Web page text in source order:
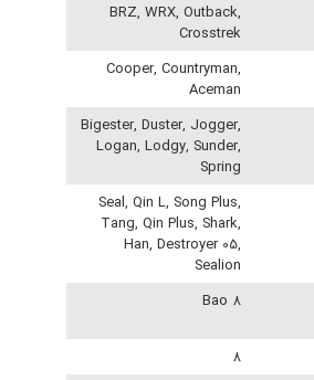
BRZ, WRX, Outback,
Crosstrek
Cooper, Countryman,
Aceman
Bigester, Duster, Jogger,
Logan, Lodgy, Sunder,
Spring
Seal, Qin L, Song Plus,
Tang, Qin Plus, Shark,
Han, Destroyer 05,
Sealion
Bao 8
8